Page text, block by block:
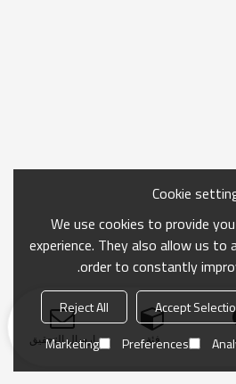
فئة ارسال التحقيق
Cookie
We use cookies to provide
experience. They also allow us to
order to constantly
Accept
Reject All
Preferences
Marketing